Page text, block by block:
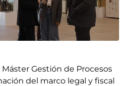
Gestión de Procesos
del marco legal y fiscal